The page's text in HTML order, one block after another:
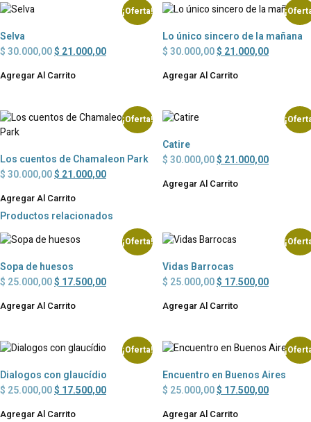
¡Oferta!
Selva
$ 30.000,00$ 21.000,00
Agregar Al Carrito
Lo único sincero de la mañana
$ 30.000,00$ 21.000,00
Agregar Al Carrito
¡Oferta!
Los cuentos de Chamaleon Park
$ 30.000,00$ 21.000,00
Agregar Al Carrito
Catire
$ 30.000,00$ 21.000,00
Agregar Al Carrito
Productos relacionados
¡Oferta!
Sopa de huesos
$ 25.000,00$ 17.500,00
Agregar Al Carrito
Vidas Barrocas
$ 25.000,00$ 17.500,00
Agregar Al Carrito
¡Oferta!
Dialogos con glaucídio
$ 25.000,00$ 17.500,00
Agregar Al Carrito
Encuentro en Buenos Aires
$ 25.000,00$ 17.500,00
Agregar Al Carrito